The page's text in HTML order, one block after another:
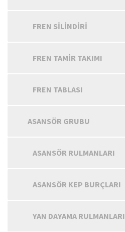
FREN SILINDIRI
FREN TAMIR TAKIMI
FREN TABLASI
ASANSÖR GRUBU
ASANSÖR RULMANLARI
ASANSÖR KEP BURÇLARI
YAN DAYAMA RULMANLARI